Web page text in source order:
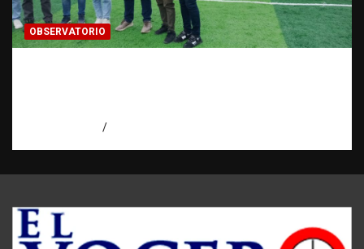
OBSERVATORIO